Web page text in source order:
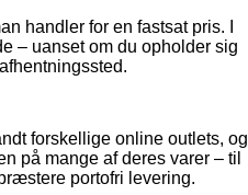
handler for en fastsat pris. I
– uanset om du opholder sig
forskellige online outlets, og
på mange af deres varer – til
portofri levering.